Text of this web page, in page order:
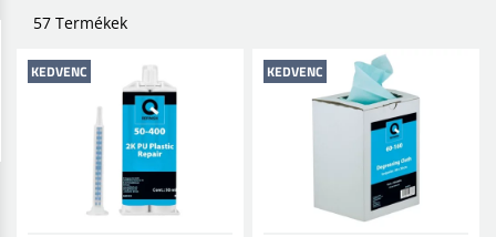
57 Termékek
KEDVENC KEDVENC